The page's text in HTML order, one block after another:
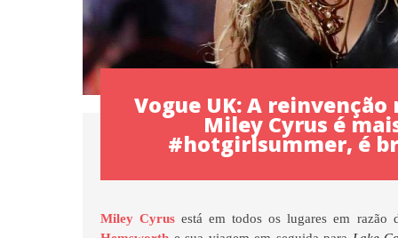
Vogue UK: A
Miley Cyrus é
#hotgirlsummer, é
Miley Cyrus está em todos os lugares em razão